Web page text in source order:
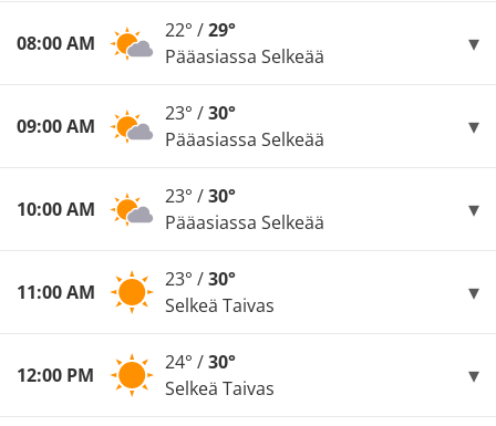
08:00 AM
22° /29°
Pääasiassa Selkeää
09:00 AM
23° /30°
Pääasiassa Selkeää
10:00 AM
23° /30°
Pääasiassa Selkeää
11:00 AM
23° /30°
Selkeä Taivas
12:00 PM
24° /30°
Selkeä Taivas